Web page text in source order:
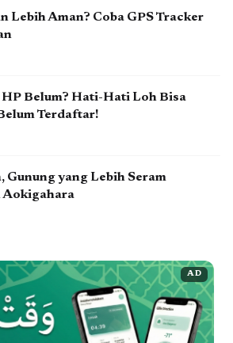
Lebih Aman? Coba GPS Tracker
Belum? Hati-Hati Loh Bisa
Terdaftar!
Gunung yang Lebih Seram
Aokigahara
AD